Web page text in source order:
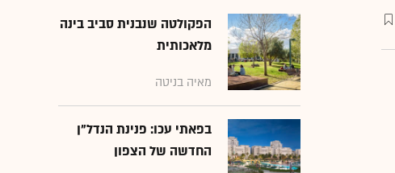
הפקולטה שנבנית סביב בינה
מלאכותית
מאיה בניטה
בפאתי עכו: פנינת הנדל"ן
החדשה של הצפון